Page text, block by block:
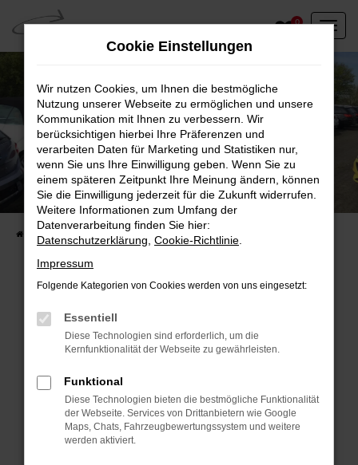
Zum
Hauptinhalt
springen
0
Unser Fahrzeugbestand vor Ort
Entdecken Sie unsere sofort verfügbaren
Fahrzeugangebote
Fehler: Network Error
Beim Laden ist ein Fehler aufgetreten.
Hier sind ein paar Tipps, die dir helfen können:
Überprüfe deine Firewall und deine
Internetverbindung.
Laden andere Webseiten, zum Beispiel deine
Suchmaschine?
Cookie Einstellungen
Wir nutzen Cookies, um Ihnen die bestmögliche
Nutzung unserer Webseite zu ermöglichen und unsere
Kommunikation mit Ihnen zu verbessern. Wir
berücksichtigen hierbei Ihre Präferenzen und
verarbeiten Daten für Marketing und Statistiken nur,
wenn Sie uns Ihre Einwilligung geben. Wenn Sie zu
einem späteren Zeitpunkt Ihre Meinung ändern, können
Sie die Einwilligung jederzeit für die Zukunft widerrufen.
Weitere Informationen zum Umfang der
Datenverarbeitung finden Sie hier:
Datenschutzerklärung Cookie-Richtlinie
Impressum
Folgende Kategorien von Cookies werden von uns eingesetzt:
Essentiell
Diese Technologien sind erforderlich, um die
Kernfunktionalität der Webseite zu gewährleisten.
Funktional
Diese Technologien bieten die bestmögliche Funktionalität
der Webseite. Services von Drittanbietern wie Google
Maps, Chats, Fahrzeugbewertungssystem und weitere
werden aktiviert.